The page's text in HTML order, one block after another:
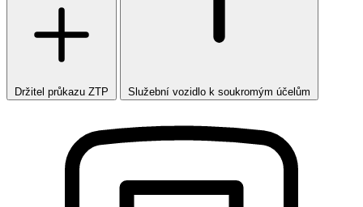
Držitel průkazu ZTP Služební vozidlo k soukromým účelům